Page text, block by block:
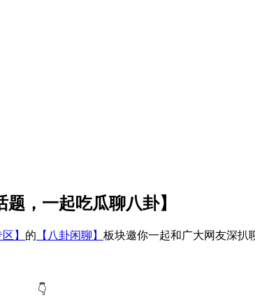
题，一起吃瓜聊八卦】
】 的 【八卦闲聊】 板块邀你一起和广大网友深扒
👇